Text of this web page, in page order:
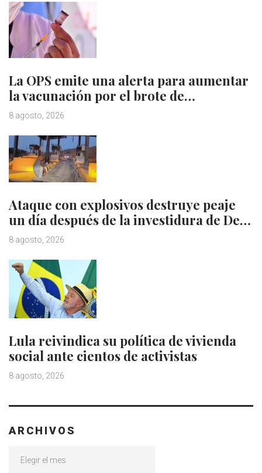
La OPS emite una alerta para aumentar
la vacunación por el brote de…
8 agosto, 2026
Ataque con explosivos destruye peaje
un día después de la investidura de De…
8 agosto, 2026
Lula reivindica su política de vivienda
social ante cientos de activistas
8 agosto, 2026
ARCHIVOS